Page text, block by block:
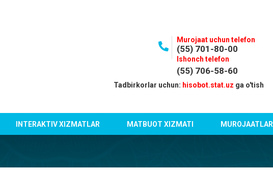
Murojaat uchun telefon
(55) 701-80-00
Ishonch telefon
(55) 706-58-60
Tadbirkorlar uchun: hisobot.stat.uz ga o'tish
INTERAKTIV XIZMATLAR MATBUOT XIZMATI MUROJAATLAR